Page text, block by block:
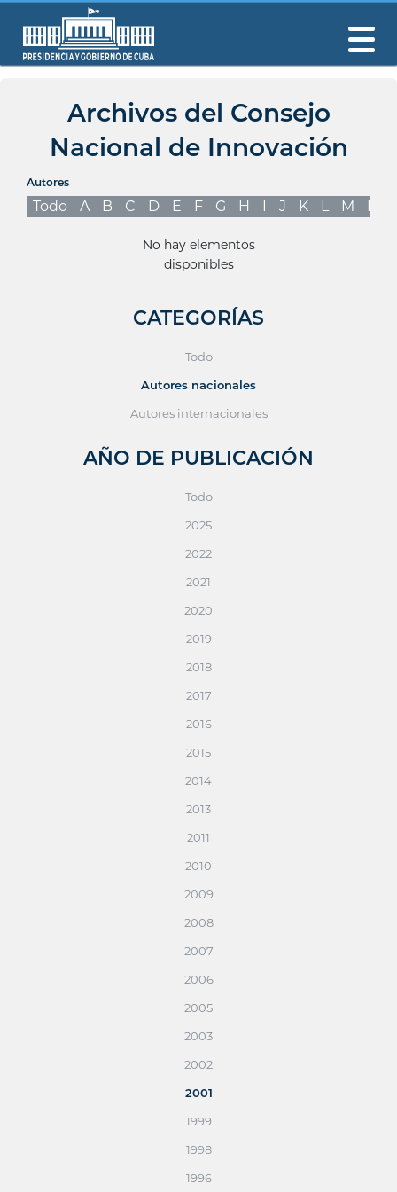
Archivos del Consejo
Nacional de Innovación
Autores
Todo A B C D E F G H I J K L M N
No hay elementos
disponibles
CATEGORÍAS
Todo
Autores nacionales
Autores internacionales
AÑO DE PUBLICACIÓN
Todo
2025
2022
2021
2020
2019
2018
2017
2016
2015
2014
2013
2011
2010
2009
2008
2007
2006
2005
2003
2002
2001
1999
1998
1996